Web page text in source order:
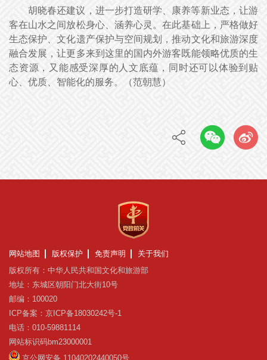
胡晓春还建议，进一步打造研学、康养等新业态，让游
客在山水之间放松身心、涵养心灵。在此基础上，严格做好
生态保护、文化遗产保护与空间规划，推动文化和旅游深度
融合发展，让更多来到这里的国内外游客既能领略优质的生
态资源，又能感受深厚的人文底蕴，同时还可以体验到贴
心、优质、智能化的服务。（范朝慧）
网站地图 版权保护 免责声明
关于我们
版权所有：中华人民共和国文化和旅游部
地址：东城区朝阳门北大街10号
邮编：100020
ICP备案：京ICP备18030242号-1
电话：010-59881114
网站标识码bm23000001
京公网安备 11040202440050号